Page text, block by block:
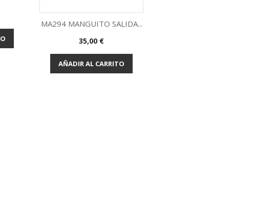
Vista rápida
MA294 MANGUITO SALIDA...
Precio
35,00 €
AÑADIR AL CARRITO